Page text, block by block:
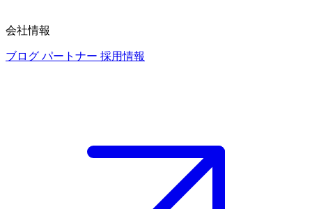
会社情報
ブログ パートナー 採用情報